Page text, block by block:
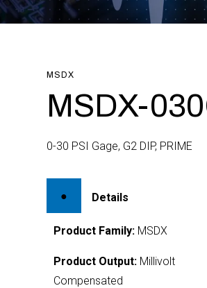
MSDX
MSDX-
0-30 PSI Gage, G2 DIP, PRIME
Details
Product Family: MSDX
Product Output: Millivolt
Compensated